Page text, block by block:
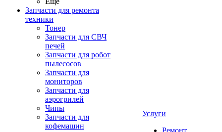
Запчасти для ремонта
техники
Тонер
Запчасти для СВЧ
печей
Запчасти для робот
пылесосов
Запчасти для
мониторов
Запчасти для
аэрогрилей
Чипы
Запчасти для
кофемашин
Услуги
Ремонт